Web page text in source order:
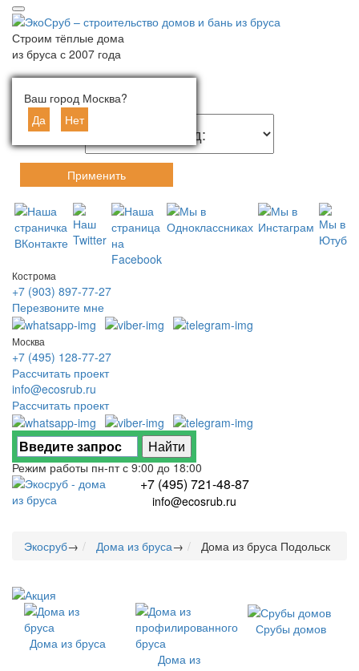
Строим тёплые дома
из бруса с 2007 года
Ваш город:
Ваш город Москва?
Да
Нет
Выберите город
Применить
Кострома
+7 (903) 897-77-27
Перезвоните мне
Москва
+7 (495) 128-77-27
Рассчитать проект
info@ecosrub.ru
Рассчитать проект
Режим работы пн-пт с 9:00 до 18:00
+7 (495) 721-48-87
info@ecosrub.ru
Экосруб→ Дома из бруса→ Дома из бруса Подольск
Дома из бруса
Дома из
Срубы домов